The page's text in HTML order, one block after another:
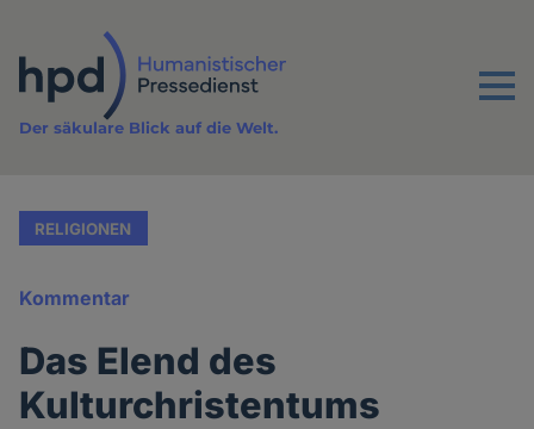
Inhalt
Menu
Der säkulare Blick auf die Welt.
RELIGIONEN
Kommentar
Das Elend des
Kulturchristentums